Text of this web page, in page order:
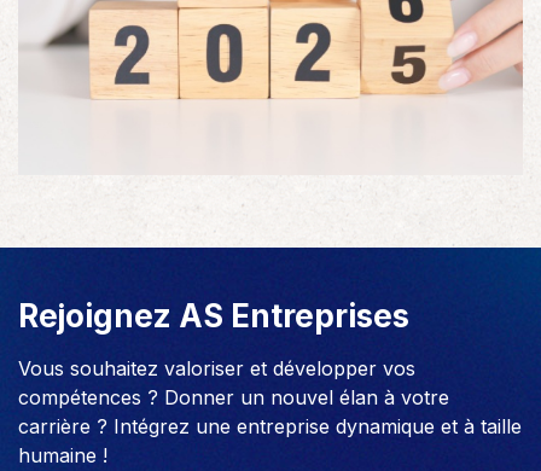
Rejoignez AS Entreprises
Vous souhaitez valoriser et développer vos
compétences ? Donner un nouvel élan à votre
carrière ? Intégrez une entreprise dynamique et à taille
humaine !